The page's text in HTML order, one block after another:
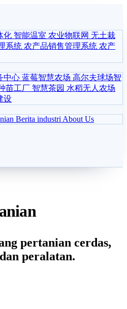
化 智能温室 农业物联网 无土栽
系统 农产品销售管理系统 农产
中心 蓝莓智慧农场 高尔夫球场智
苗工厂 智慧茶园 水稻无人农场
设
Berita industri About Us
pertanian cerdas,
peralatan.